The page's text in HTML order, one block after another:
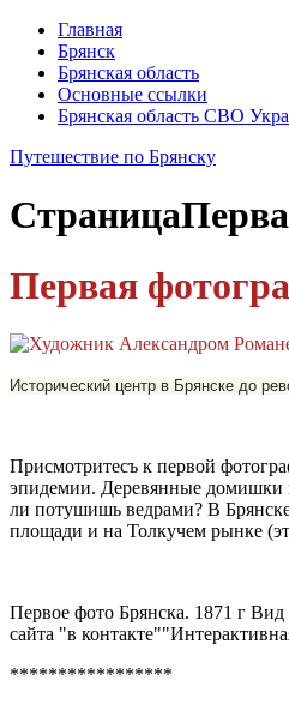
Главная
Брянск
Брянская область
Основные ссылки
Брянская область СВО
Путешествие по Брянску
Страница
Первая
Исторический центр в Брянске до
Присмотритесъ к первой
эпидемии. Деревян­ные домишки
ли потушишь ведрами? В
площади и на Толкучем рынке
Первое фото Брянска. 1871 г
сайта "в
*****************